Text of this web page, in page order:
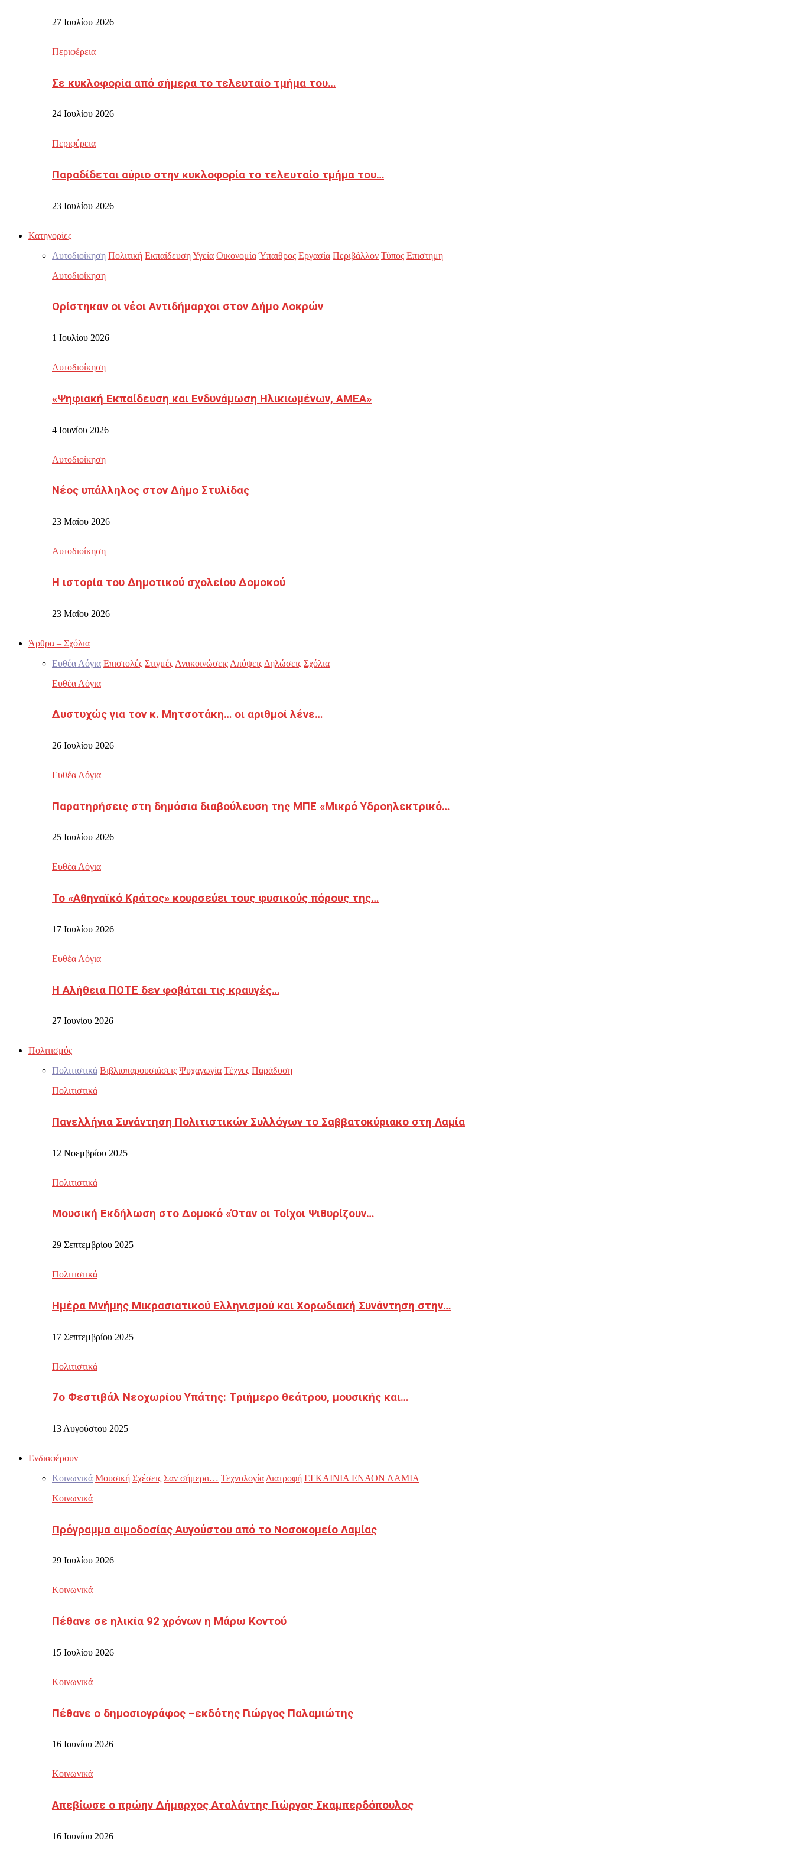
27 Ιουλίου 2026
Περιφέρεια
Σε κυκλοφορία από σήμερα το τελευταίο τμήμα του…
24 Ιουλίου 2026
Περιφέρεια
Παραδίδεται αύριο στην κυκλοφορία το τελευταίο τμήμα του…
23 Ιουλίου 2026
Κατηγορίες
Αυτοδιοίκηση Πολιτική ΕκπαίδευσηΥγεία Οικονομία Ύπαιθρος Εργασία Περιβάλλον Τύπος Επιστημη
Αυτοδιοίκηση
Ορίστηκαν οι νέοι Αντιδήμαρχοι στον Δήμο Λοκρών
1 Ιουλίου 2026
Αυτοδιοίκηση
«Ψηφιακή Εκπαίδευση και Ενδυνάμωση Ηλικιωμένων, ΑΜΕΑ»
4 Ιουνίου 2026
Αυτοδιοίκηση
Νέος υπάλληλος στον Δήμο Στυλίδας
23 Μαΐου 2026
Αυτοδιοίκηση
Η ιστορία του Δημοτικού σχολείου Δομοκού
23 Μαΐου 2026
Άρθρα – Σχόλια
Ευθέα Λόγια Επιστολές Στιγμές Ανακοινώσεις Απόψεις Δηλώσεις Σχόλια
Ευθέα Λόγια
Δυστυχώς για τον κ. Μητσοτάκη… οι αριθμοί λένε…
26 Ιουλίου 2026
Ευθέα Λόγια
Παρατηρήσεις στη δημόσια διαβούλευση της ΜΠΕ «Μικρό Υδροηλεκτρικό…
25 Ιουλίου 2026
Ευθέα Λόγια
Το «Αθηναϊκό Κράτος» κουρσεύει τους φυσικούς πόρους της…
17 Ιουλίου 2026
Ευθέα Λόγια
Η Αλήθεια ΠΟΤΕ δεν φοβάται τις κραυγές…
27 Ιουνίου 2026
Πολιτισμός
Πολιτιστικά Βιβλιοπαρουσιάσεις Ψυχαγωγία Τέχνες Παράδοση
Πολιτιστικά
Πανελλήνια Συνάντηση Πολιτιστικών Συλλόγων το Σαββατοκύριακο στη Λαμία
12 Νοεμβρίου 2025
Πολιτιστικά
Μουσική Εκδήλωση στο Δομοκό «Όταν οι Τοίχοι Ψιθυρίζουν…
29 Σεπτεμβρίου 2025
Πολιτιστικά
Ημέρα Μνήμης Μικρασιατικού Ελληνισμού και Χορωδιακή Συνάντηση στην…
17 Σεπτεμβρίου 2025
Πολιτιστικά
7ο Φεστιβάλ Νεοχωρίου Υπάτης: Τριήμερο θεάτρου, μουσικής και…
13 Αυγούστου 2025
Ενδιαφέρουν
Κοινωνικά Μουσική Σχέσεις Σαν σήμερα… Τεχνολογία Διατροφή ΕΓΚΑΙΝΙΑ ΕΝΑΟΝ ΛΑΜΙΑ
Κοινωνικά
Πρόγραμμα αιμοδοσίας Αυγούστου από το Νοσοκομείο Λαμίας
29 Ιουλίου 2026
Κοινωνικά
Πέθανε σε ηλικία 92 χρόνων η Μάρω Κοντού
15 Ιουλίου 2026
Κοινωνικά
Πέθανε ο δημοσιογράφος –εκδότης Γιώργος Παλαμιώτης
16 Ιουνίου 2026
Κοινωνικά
Απεβίωσε ο πρώην Δήμαρχος Αταλάντης Γιώργος Σκαμπερδόπουλος
16 Ιουνίου 2026